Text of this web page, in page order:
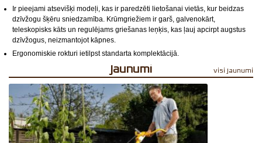
Ir pieejami atsevišķi modeļi, kas ir paredzēti lietošanai vietās, kur beidzas
dzīvžogu šķēru sniedzamība. Krūmgriežiem ir garš, galvenokārt,
teleskopisks kāts un regulējams griešanas leņķis, kas ļauj apcirpt augstus
dzīvžogus, neizmantojot kāpnes.
Ergonomiskie rokturi ietilpst standarta komplektācijā.
Jaunumi visi Jaunumi